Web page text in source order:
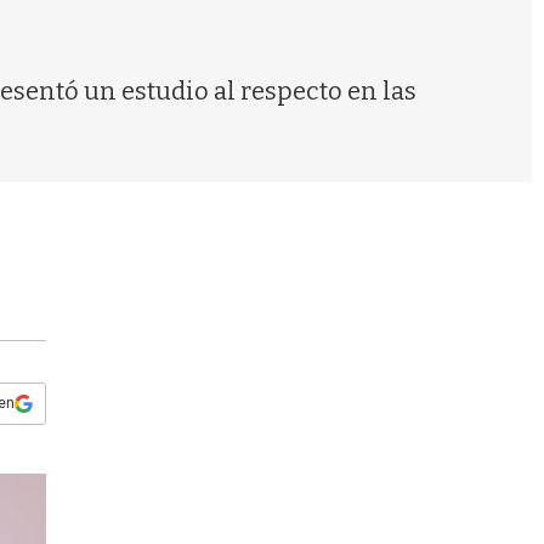
un estudio al respecto en las